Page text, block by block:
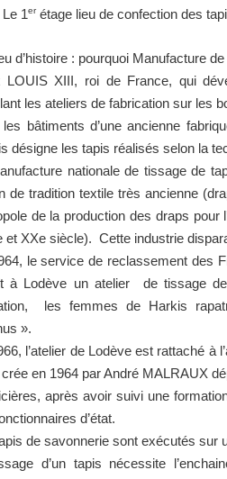
Le 1erétage lieu de confection des
d’histoire : pourquoi Manufacture
LOUIS XIII, roi de France, qui
les ateliers de fabrication sur les
bâtiments d’une ancienne
désigne les tapis réalisés selon la
nationale de tissage de
de tradition textile très ancienne
de la production des draps
et XXe siècle). Cette industrie
le service de reclassement des
à Lodève un atelier de tissage
les femmes de Harkis
».
l’atelier de Lodève est rattaché à
crée en 1964 par André MALRAUX
après avoir suivi une
d’état.
de savonnerie sont exécutés sur
d’un tapis nécessite